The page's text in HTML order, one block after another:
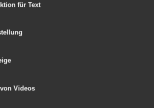
Tag im Hause
auch am 75.
Kommunalpolitik
Otto Ammon, Urgestein
Vereinigung (FWV)
Ortschaftsrätin Sabine
im Dialog mit OB Thilo
für Text
Videos